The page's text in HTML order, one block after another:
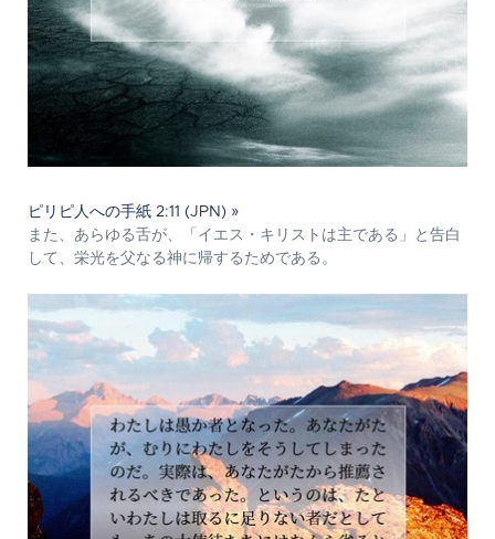
ピリピ人への手紙 2:11 (JPN) »
また、あらゆる舌が、「イエス・キリストは主である」と告白
して、栄光を父なる神に帰するためである。